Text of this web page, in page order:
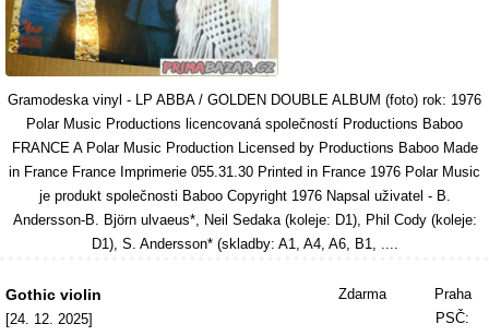
Gramodeska vinyl - LP ABBA / GOLDEN DOUBLE ALBUM (foto) rok: 1976
Polar Music Productions licencovaná společností Productions Baboo
FRANCE A Polar Music Production Licensed by Productions Baboo Made
in France France Imprimerie 055.31.30 Printed in France 1976 Polar Music
je produkt společnosti Baboo Copyright 1976 Napsal uživatel - B.
Andersson-B. Björn ulvaeus*, Neil Sedaka (koleje: D1), Phil Cody (koleje:
D1), S. Andersson* (skladby: A1, A4, A6, B1, ....
Gothic violin
[24. 12. 2025]
Zdarma
Praha
PSČ: